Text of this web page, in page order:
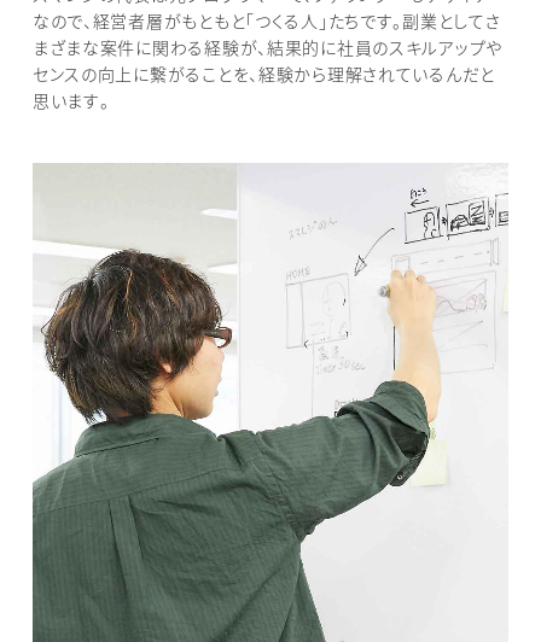
なので、経営者層がもともと「つくる人」たちです。副業としてさ
まざまな案件に関わる経験が、結果的に社員のスキルアップや
センスの向上に繋がることを、経験から理解されているんだと
思います。